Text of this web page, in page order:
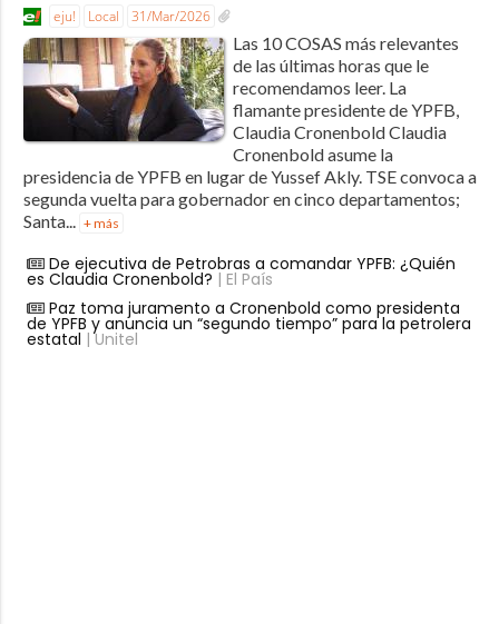
eju! Local 31/Mar/2026
Las 10 COSAS más relevantes
de las últimas horas que le
recomendamos leer. La
flamante presidente de YPFB,
Claudia Cronenbold Claudia
Cronenbold asume la
presidencia de YPFB en lugar de Yussef Akly. TSE convoca a
segunda vuelta para gobernador en cinco departamentos;
Santa... + más
De ejecutiva de Petrobras a comandar YPFB: ¿Quién
es Claudia Cronenbold? | El País
Paz toma juramento a Cronenbold como presidenta
de YPFB y anuncia un “segundo tiempo” para la petrolera
estatal | Unitel